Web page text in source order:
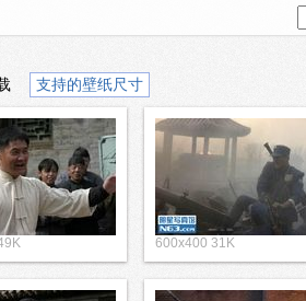
支持的壁纸尺寸
600x400 31K